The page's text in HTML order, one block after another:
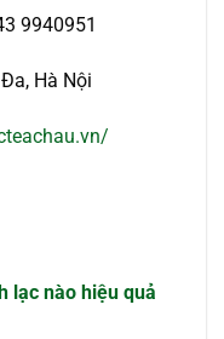
9940951
Hà Nội
lạc nào hiệu quả